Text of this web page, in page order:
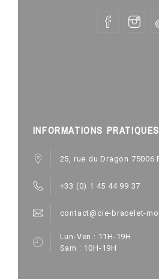
INFORMATIONS PRATIQUES
25, rue du Dragon 75006
+33 (0) 1 45 44 99 37
contact@cie-bracelet-
Lun-Ven : 11H-19H
Sam : 10H-19H